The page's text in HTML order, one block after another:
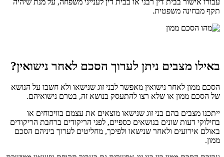
תקף מבחינה משפטית.
באילו מצבים ניתן לערוך הסכם לאחר נישואין?
הסכם ממון לאחר נישואין מאפשר לבני זוג שנישאו ולא חשבו על הנושא
של הסכם ממון או שלא רצו להתעסק בנושא זה, בטרם נישואיהם.
ייתכנו מצבים בהם בני זוג שנישאו מוצאים את עצמם בוויכוחים או
בחילוקי דעות שונים בנושאים כספיים, לפני הריקודים ברחבת הריקודים
באולם אירועים ולאחר שנישאו ולפיכך, מחליטים לערוך ביניהם הסכם
ממון.